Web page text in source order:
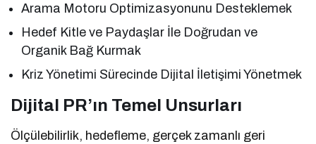
Arama Motoru Optimizasyonunu Desteklemek
Hedef Kitle ve Paydaşlar İle Doğrudan ve
Organik Bağ Kurmak
Kriz Yönetimi Sürecinde Dijital İletişimi Yönetmek
Dijital PR’ın Temel Unsurları
Ölçülebilirlik, hedefleme, gerçek zamanlı geri